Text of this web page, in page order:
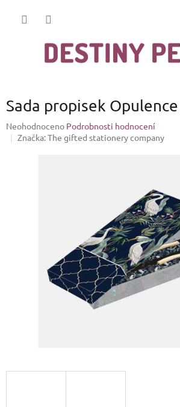
Sada propisek Opulence
Průměrné
hodnocení
Neohodnoceno Podrobnosti hodnocení
Značka:The gifted stationery company